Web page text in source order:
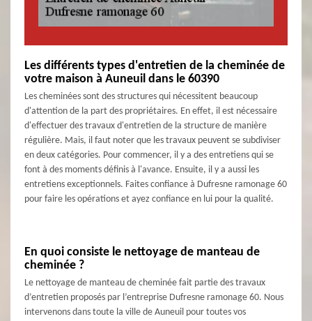
Les différents types d'entretien de la cheminée de
votre maison à Auneuil dans le 60390
Les cheminées sont des structures qui nécessitent beaucoup
d'attention de la part des propriétaires. En effet, il est nécessaire
d'effectuer des travaux d'entretien de la structure de manière
régulière. Mais, il faut noter que les travaux peuvent se subdiviser
en deux catégories. Pour commencer, il y a des entretiens qui se
font à des moments définis à l'avance. Ensuite, il y a aussi les
entretiens exceptionnels. Faites confiance à Dufresne ramonage 60
pour faire les opérations et ayez confiance en lui pour la qualité.
En quoi consiste le nettoyage de manteau de
cheminée ?
Le nettoyage de manteau de cheminée fait partie des travaux
d’entretien proposés par l’entreprise Dufresne ramonage 60. Nous
intervenons dans toute la ville de Auneuil pour toutes vos